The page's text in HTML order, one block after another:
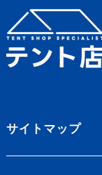
サイトマップ